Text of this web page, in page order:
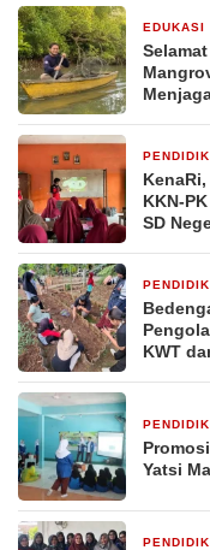
EDUKASI
KKN-
SD
KWT
Yatsi